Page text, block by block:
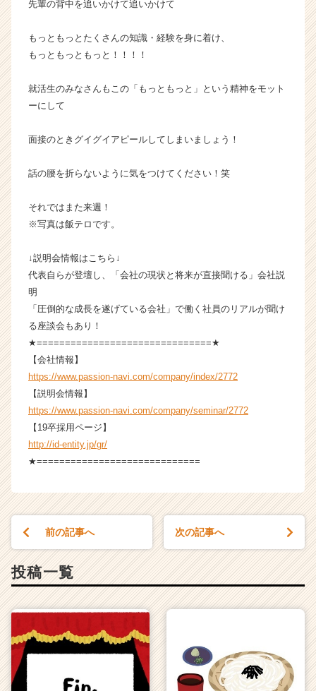
先輩の背中を追いかけて追いかけて
もっともっとたくさんの知識・経験を身に着け、
もっともっともっと！！！！
就活生のみなさんもこの「もっともっと」という精神をモット
ーにして
面接のときグイグイアピールしてしまいましょう！
話の腰を折らないように気をつけてください！笑
それではまた来週！
※写真は飯テロです。
↓説明会情報はこちら↓
代表自らが登壇し、「会社の現状と将来が直接聞ける」会社説
明
「圧倒的な成長を遂げている会社」で働く社員のリアルが聞け
る座談会もあり！
★===============================★
【会社情報】
https://www.passion-navi.com/company/index/2772
【説明会情報】
https://www.passion-navi.com/company/seminar/2772
【19卒採用ページ】
http://id-entity.jp/gr/
★=============================
前の記事へ 次の記事へ
投稿一覧